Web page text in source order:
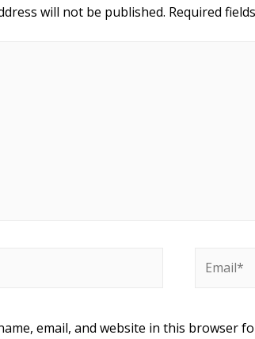
will not be published. Required
email, and website in this browser